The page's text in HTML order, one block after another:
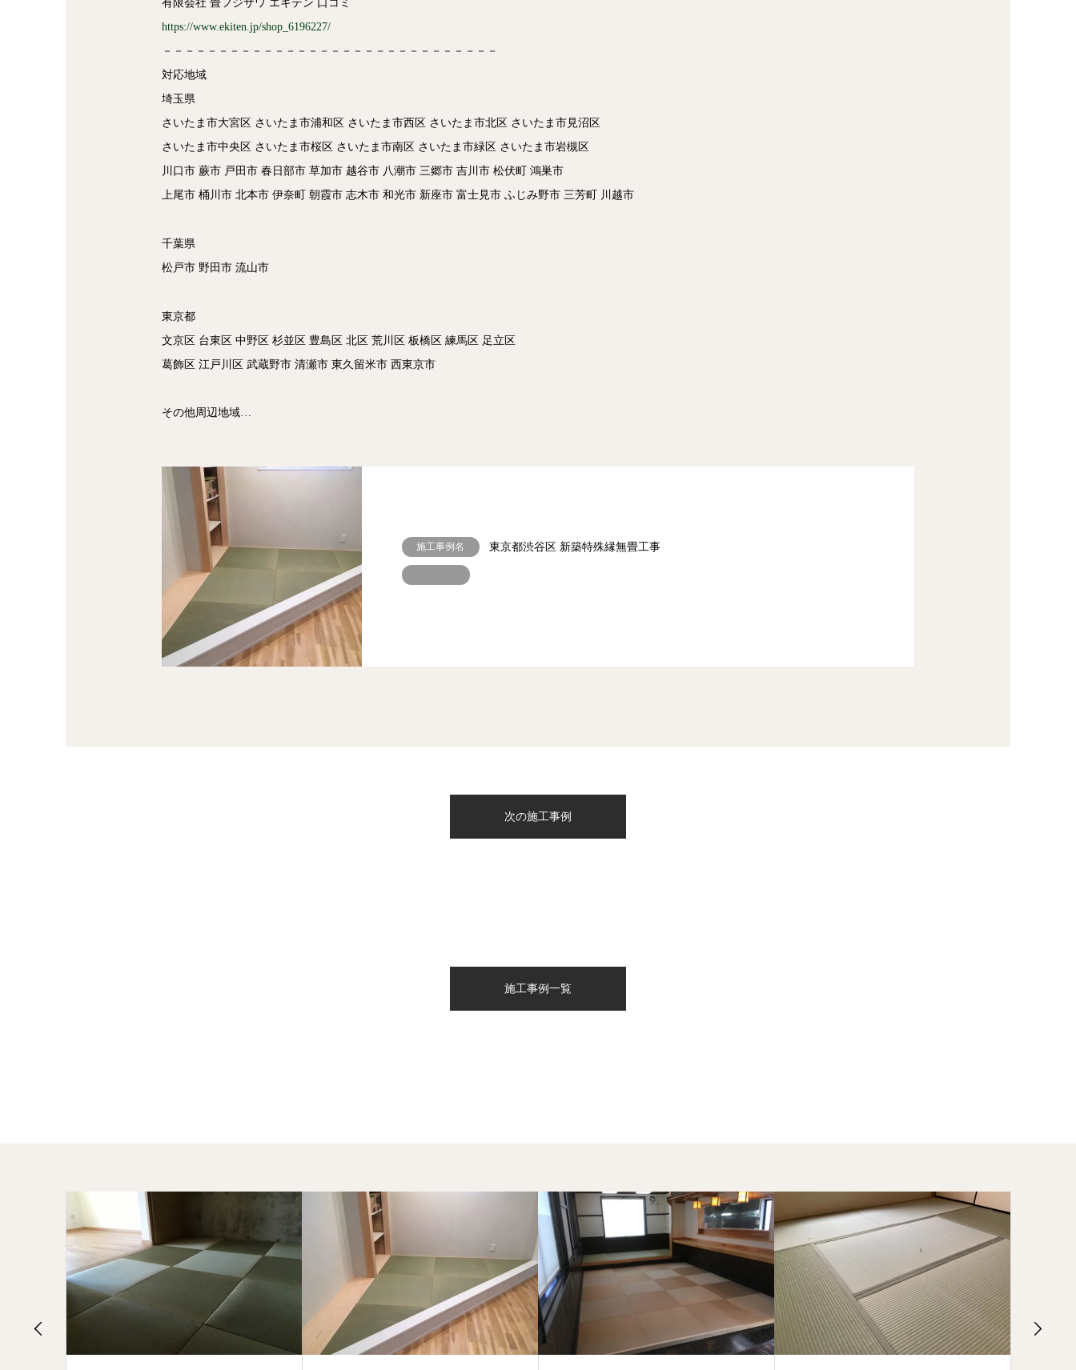
有限会社 畳フジサワ エキテン 口コミ
https://www.ekiten.jp/shop_6196227/
－－－－－－－－－－－－－－－－－－－－－－－－－－－－－－
対応地域
埼玉県
さいたま市大宮区 さいたま市浦和区 さいたま市西区 さいたま市北区 さいたま市見沼区
さいたま市中央区 さいたま市桜区 さいたま市南区 さいたま市緑区 さいたま市岩槻区
川口市 蕨市 戸田市 春日部市 草加市 越谷市 八潮市 三郷市 吉川市 松伏町 鴻巣市
上尾市 桶川市 北本市 伊奈町 朝霞市 志木市 和光市 新座市 富士見市 ふじみ野市 三芳町 川越市
千葉県
松戸市 野田市 流山市
東京都
文京区 台東区 中野区 杉並区 豊島区 北区 荒川区 板橋区 練馬区 足立区
葛飾区 江戸川区 武蔵野市 清瀬市 東久留米市 西東京市
その他周辺地域…
施工事例名 東京都渋谷区 新築特殊縁無畳工事
次の施工事例
施工事例一覧